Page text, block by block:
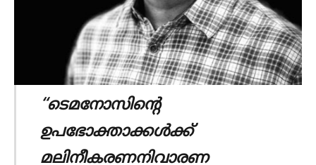
“ടെമനോസിന്‍റെ
ഉപഭോക്താക്കള്‍ക്ക്
മലിനീകരണനിവാരണ